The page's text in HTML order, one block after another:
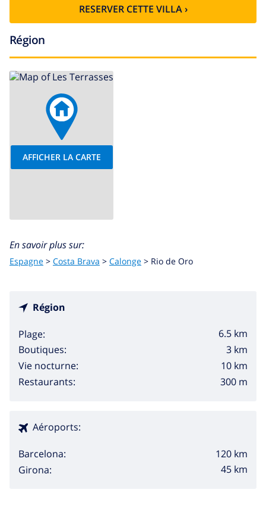
RESERVER CETTE VILLA ›
Région
AFFICHER LA CARTE
En savoir plus sur:
Espagne > Costa Brava > Calonge > Rio de Oro
Région
Plage:
6.5 km
Boutiques:
3 km
Vie nocturne:
10 km
Restaurants:
300 m
Aéroports:
Barcelona:
120 km
Girona:
45 km